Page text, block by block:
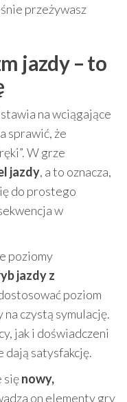
przeżywasz
jazdy – to
na wciągające
sprawić, że
W grze
jazdy, a to oznacza,
do prostego
w
poziomy
jazdy z
poziom
czystą symulację.
jak i doświadczeni
dają satysfakcję.
sięnowy,
on elementy gry